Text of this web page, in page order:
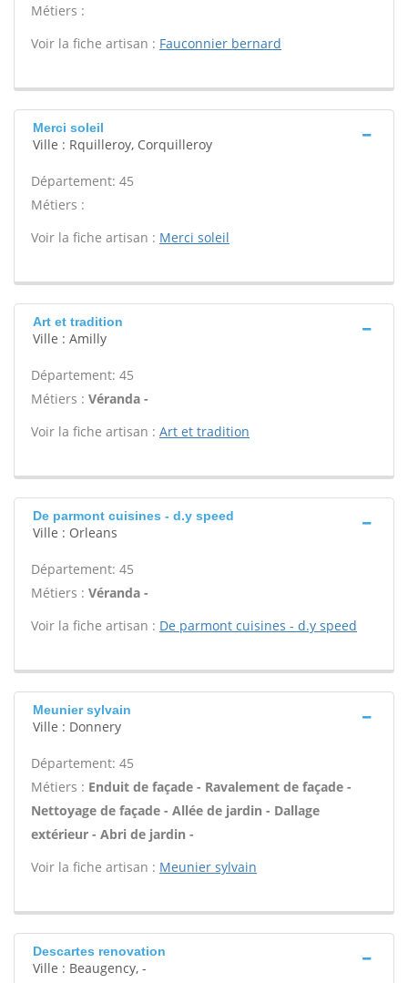
Métiers :
Voir la fiche artisan : Fauconnier bernard
Merci soleil
Ville : Rquilleroy, Corquilleroy
Département: 45
Métiers :
Voir la fiche artisan : Merci soleil
Art et tradition
Ville : Amilly
Département: 45
Métiers : Véranda -
Voir la fiche artisan : Art et tradition
De parmont cuisines - d.y speed
Ville : Orleans
Département: 45
Métiers : Véranda -
Voir la fiche artisan : De parmont cuisines - d.y speed
Meunier sylvain
Ville : Donnery
Département: 45
Métiers : Enduit de façade - Ravalement de façade -
Nettoyage de façade - Allée de jardin - Dallage
extérieur - Abri de jardin -
Voir la fiche artisan : Meunier sylvain
Descartes renovation
Ville : Beaugency, -